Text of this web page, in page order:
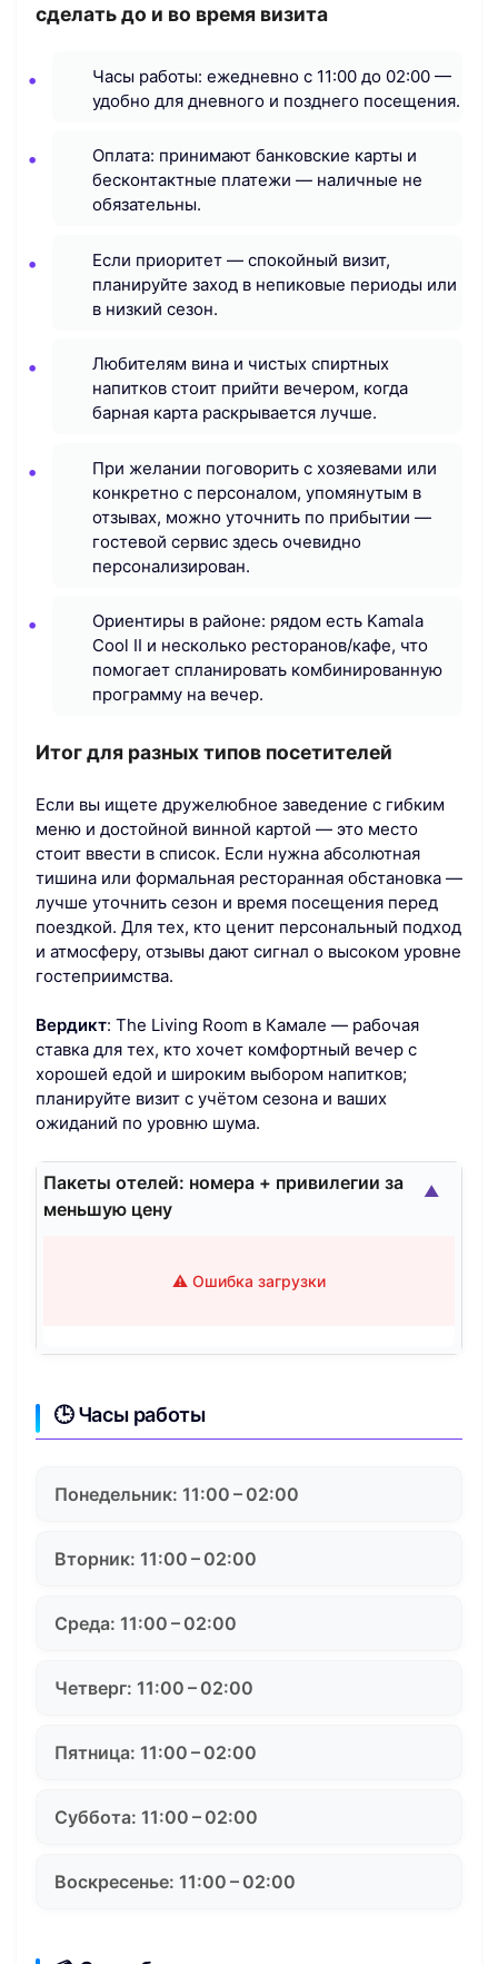
сделать до и во время визита
Часы работы: ежедневно с 11:00 до 02:00 —
удобно для дневного и позднего посещения.
Оплата: принимают банковские карты и
бесконтактные платежи — наличные не
обязательны.
Если приоритет — спокойный визит,
планируйте заход в непиковые периоды или
в низкий сезон.
Любителям вина и чистых спиртных
напитков стоит прийти вечером, когда
барная карта раскрывается лучше.
При желании поговорить с хозяевами или
конкретно с персоналом, упомянутым в
отзывах, можно уточнить по прибытии —
гостевой сервис здесь очевидно
персонализирован.
Ориентиры в районе: рядом есть Kamala
Cool II и несколько ресторанов/кафе, что
помогает спланировать комбинированную
программу на вечер.
Итог для разных типов посетителей
Если вы ищете дружелюбное заведение с гибким
меню и достойной винной картой — это место
стоит ввести в список. Если нужна абсолютная
тишина или формальная ресторанная обстановка —
лучше уточнить сезон и время посещения перед
поездкой. Для тех, кто ценит персональный подход
и атмосферу, отзывы дают сигнал о высоком уровне
гостеприимства.
Вердикт: The Living Room в Камале — рабочая
ставка для тех, кто хочет комфортный вечер с
хорошей едой и широким выбором напитков;
планируйте визит с учётом сезона и ваших
ожиданий по уровню шума.
Пакеты отелей: номера + привилегии за
меньшую цену
⚠️ Ошибка загрузки
▲
🕒 Часы работы
Понедельник: 11:00 – 02:00
Вторник: 11:00 – 02:00
Среда: 11:00 – 02:00
Четверг: 11:00 – 02:00
Пятница: 11:00 – 02:00
Суббота: 11:00 – 02:00
Воскресенье: 11:00 – 02:00